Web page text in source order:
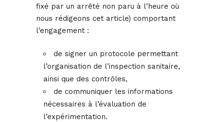
fixé par un arrêté non paru à l’heure où
nous rédigeons cet article) comportant
l’engagement :
de signer un protocole permettant
l’organisation de l’inspection sanitaire,
ainsi que des contrôles,
de communiquer les informations
nécessaires à l’évaluation de
l’expérimentation.